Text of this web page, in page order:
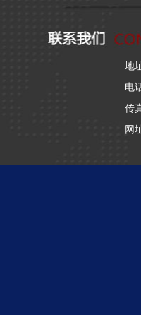
地
电
传
网